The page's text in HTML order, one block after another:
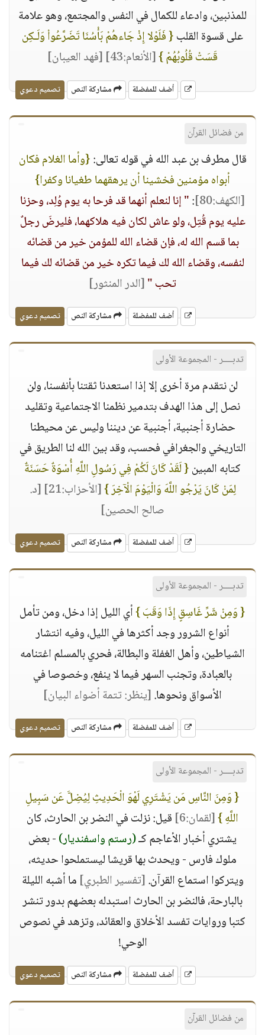
للمذنبين، وادعاء للكمال في النفس والمجتمع، وهو علامة
على قسوة القلب{ فَلَوْلا إِذْ جَاءهُمْ بَأْسُنَا تَضَرَّعُواْ وَلَـكِن
قَسَتْ قُلُوبُهُمْ }[الأنعام:43] [فهد العيبان]
أضف للمفضلة مشاركة النص تصميم دعوي
من فضائل القرآن
قال مطرف بن عبد الله في قوله تعالى:{وأما الغلام فكان
أبواه مؤمنين فخشينا أن يرهقهما طغيانا وكفرا}
[الكهف:80]
:" إنا لنعلم أنهما قد فرحا به يوم وُلِد، وحزنا
عليه يوم قُتِل، ولو عاش لكان فيه هلاكهما، فليرضَ رجلٌ
بما قسم الله له، فإن قضاء الله للمؤمن خير من قضائه
لنفسه، وقضاء الله لك فيما تكره خير من قضائه لك فيما
تحب "[الدر المنثور]
أضف للمفضلة مشاركة النص تصميم دعوي
تدبــــر - المجموعة الأولى
لن نتقدم مرة أخرى إلا إذا استعدنا ثقتنا بأنفسنا، ولن
نصل إلى هذا الهدف بتدمير نظمنا الاجتماعية وتقليد
حضارة أجنبية، أجنبية عن ديننا وليس عن محيطنا
التاريخي والجغرافي فحسب، وقد بين الله لنا الطريق في
كتابه المبين{ لَقَدْ كَانَ لَكُمْ فِي رَسُولِ اللَّهِ أُسْوَةٌ حَسَنَةٌ
لِمَنْ كَانَ يَرْجُو اللَّهَ وَالْيَوْمَ الْآخِرَ }[الأحزاب:21]
[د.
صالح الحصين]
أضف للمفضلة مشاركة النص تصميم دعوي
تدبــــر - المجموعة الأولى
{ وَمِنْ شَرِّ غَاسِقٍ إِذَا وَقَبَ }أي الليل إذا دخل، ومن تأمل
أنواع الشرور وجد أكثرها في الليل، وفيه انتشار
الشياطين، وأهل الغفلة والبطالة، فحري بالمسلم اغتنامه
بالعبادة، وتجنب السهر فيما لا ينفع، وخصوصا في
الأسواق ونحوها.[ينظر: تتمة أضواء البيان]
أضف للمفضلة مشاركة النص تصميم دعوي
تدبــــر - المجموعة الأولى
{ وَمِنَ النَّاسِ مَن يَشْتَرِي لَهْوَ الْحَدِيثِ لِيُضِلَّ عَن سَبِيلِ
اللَّهِ }[لقمان:6]
قيل: نزلت في النضر بن الحارث، كان
يشتري أخبار الأعاجم كـ(رستم واسفنديار)- بعض
ملوك فارس - ويحدث بها قريشا ليستملحوا حديثه،
ويتركوا استماع القرآن.[تفسير الطبري] ما أشبه الليلة
بالبارحة، فالنضر بن الحارث استبدله بعضهم بدور تنشر
كتبا وروايات تفسد الأخلاق والعقائد، وتزهد في نصوص
الوحي!
أضف للمفضلة مشاركة النص تصميم دعوي
من فضائل القرآن